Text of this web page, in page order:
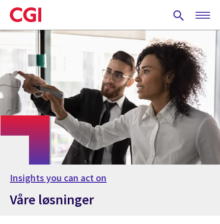
Skip
to
main
Insights you can act on
Våre løsninger